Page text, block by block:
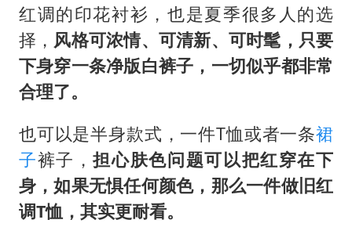
红调的印花衬衫，也是夏季很多人的选
择， 风格可浓情、可清新、可时髦，只要
下身穿一条净版白裤子，一切似乎都非常
合理了。
也可以是半身款式，一件T恤或者一条裙
子裤子，担心肤色问题可以把红穿在下
身，如果无惧任何颜色，那么一件做旧红
调T恤，其实更耐看。